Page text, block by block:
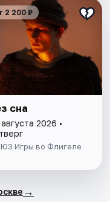
2 200 ₽
сна
2026 •
Игры во Флигеле
→